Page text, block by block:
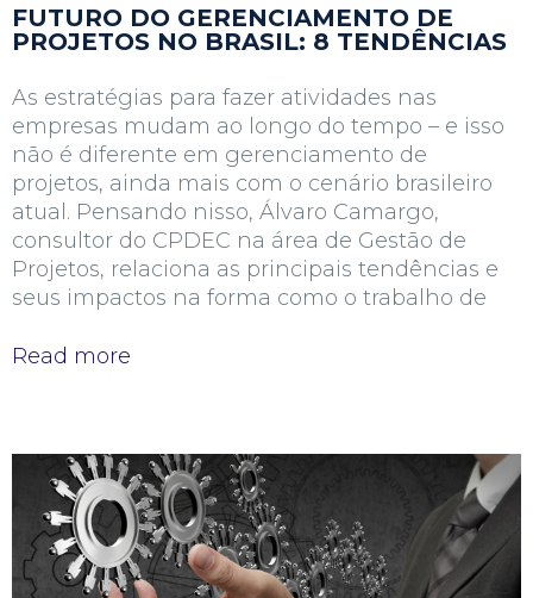
FUTURO DO GERENCIAMENTO DE
PROJETOS NO BRASIL: 8 TENDÊNCIAS
As estratégias para fazer atividades nas
empresas mudam ao longo do tempo – e isso
não é diferente em gerenciamento de
projetos, ainda mais com o cenário brasileiro
atual. Pensando nisso, Álvaro Camargo,
consultor do CPDEC na área de Gestão de
Projetos, relaciona as principais tendências e
seus impactos na forma como o trabalho de
Read more